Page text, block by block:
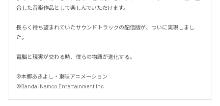
合した音楽作品として楽しんでいただけます。
長らく待ち望まれていたサウンドトラックの配信版が、ついに実現しまし
た。
電脳と現実が交わる時、僕らの物語が進化する。
©本郷あきよし・東映アニメーション
©Bandai Namco Entertainment Inc.